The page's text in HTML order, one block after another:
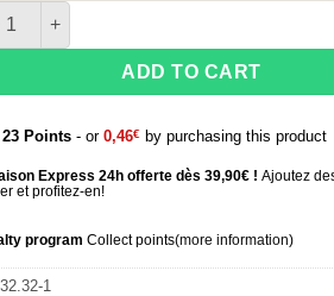
de Fleurs de CBD Amnesia White
ADD TO CART
23Points- or 0,46€ by purchasing this product
Express 24h offerte dès 39,90€ ! Ajoutez
et profitez-en!
program Collect points(more information)
32.32-1